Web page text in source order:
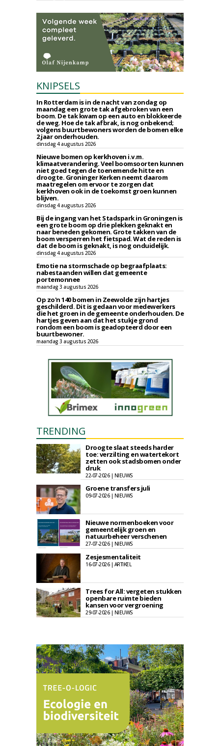
KNIPSELS
In Rotterdam is in de nacht van zondag op
maandag een grote tak afgebroken van een
boom. De tak kwam op een auto en blokkeerde
de weg. Hoe de tak afbrak, is nog onbekend;
volgens buurtbewoners worden de bomen elke
2 jaar onderhouden.
dinsdag 4 augustus 2026
Nieuwe bomen op kerkhoven i.v.m.
klimaatverandering. Veel boomsoorten kunnen
niet goed tegen de toenemende hitte en
droogte. Groninger Kerken neemt daarom
maatregelen om ervoor te zorgen dat
kerkhoven ook in de toekomst groen kunnen
blijven.
dinsdag 4 augustus 2026
Bij de ingang van het Stadspark in Groningen is
een grote boom op drie plekken geknakt en
naar beneden gekomen. Grote takken van de
boom versperren het fietspad. Wat de reden is
dat de boom is geknakt, is nog onduidelijk.
dinsdag 4 augustus 2026
Emotie na stormschade op begraafplaats:
nabestaanden willen dat gemeente
portemonnee
maandag 3 augustus 2026
Op zo'n 140 bomen in Zeewolde zijn hartjes
geschilderd. Dit is gedaan voor medewerkers
die het groen in de gemeente onderhouden. De
hartjes geven aan dat het stukje grond
rondom een boom is geadopteerd door een
buurtbewoner.
maandag 3 augustus 2026
TRENDING
Droogte slaat steeds harder
toe: verzilting en watertekort
zetten ook stadsbomen onder
druk
22-07-2026 | NIEUWS
Groene transfers juli
09-07-2026 | NIEUWS
Nieuwe normenboeken voor
gemeentelijk groen en
natuurbeheer verschenen
27-07-2026 | NIEUWS
Zesjesmentaliteit
16-07-2026 | ARTIKEL
Trees for All: vergeten stukken
openbare ruimte bieden
kansen voor vergroening
29-07-2026 | NIEUWS